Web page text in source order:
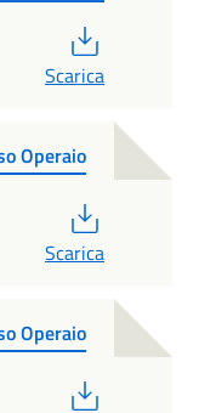
Scarica
Operaio
Scarica
Operaio